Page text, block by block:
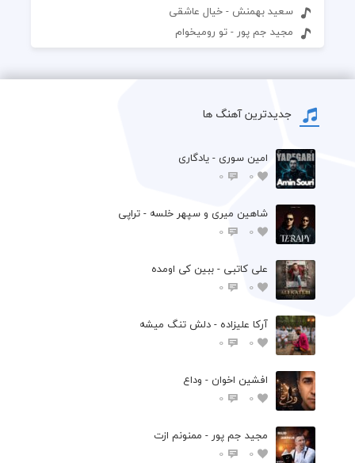
سعید بهمنش - خیال عاشقی
مجید جم پور - تو رو‌میخوام
جدیدترین آهنگ ها
امین سوری - یادگاری
0
0
شاهین میری و سپهر خلسه - تراپی
0
0
علی کاتبی - ببین کی اومده
0
0
آرکا علیزاده - دلش تنگ میشه
0
0
افشين اخوان - وداع
0
0
مجید جم پور - ممنونم ازت
0
0